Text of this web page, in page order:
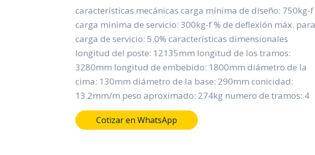
características mecánicas carga mínima de diseño: 750kg-f
carga mínima de servicio: 300kg-f % de deflexión máx. para
carga de servicio: 5.0% características dimensionales
longitud del poste: 12135mm longitud de los tramos:
3280mm longitud de embebido: 1800mm diámetro de la
cima: 130mm diámetro de la base: 290mm conicidad:
13.2mm/m peso aproximado: 274kg numero de tramos: 4
Cotizar en WhatsApp